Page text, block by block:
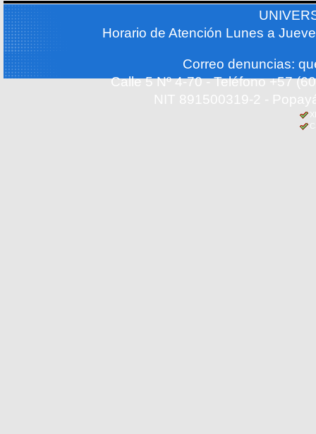
Horario de Atención Lunes a
Correo denuncias:
Calle 5 Nº 4-70 - Teléfono +57
NIT 891500319-2 -